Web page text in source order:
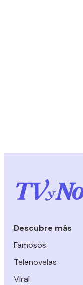
Descubre más
Famosos
Telenovelas
Viral